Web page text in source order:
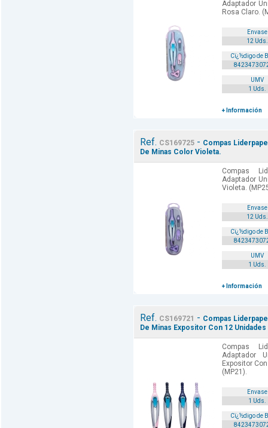
Adaptador
Rosa Claro.
Envase
12 Uds.
Cï¿½digo de
UMV
1 Uds.
+ Información
Ref. CS169725- Compas
De Minas Color Violeta.
Compas
Adaptador
Violeta.
Envase
12 Uds.
Cï¿½digo de
UMV
1 Uds.
+ Información
Ref. CS169721 - Compas
De Minas Expositor Con 12
Compas
Adaptador
Expositor
(MP21).
Envase
1 Uds.
Cï¿½digo de